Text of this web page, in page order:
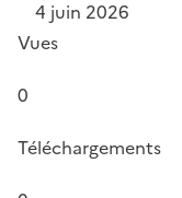
4 juin 2026
Vues
0
Téléchargements